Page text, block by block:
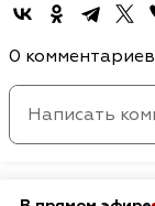
0 комментариев